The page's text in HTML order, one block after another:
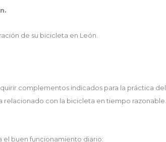
de su bicicleta en León.
complementos indicados para la práctica del
con la bicicleta en tiempo razonable.
el buen funcionamiento diario: